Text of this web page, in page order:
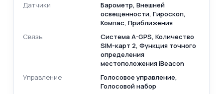
Датчики
Барометр, Внешней
освещенности, Гироскоп,
Компас, Приближения
Связь
Cистема A-GPS, Количество
SIM-карт 2, Функция точного
определения
местоположения iBeacon
Управление
Голосовое управление,
Голосовой набор